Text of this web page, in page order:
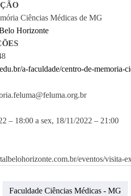
Ciências Médicas de MG
Horizonte
a-faculdade/centro-de-memoria-
– 18:00 a sex, 18/11/2022 – 21:00
eventos/visita-
Faculdade Ciências Médicas - MG